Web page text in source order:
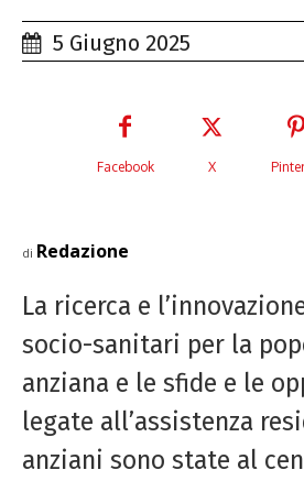
5 Giugno 2025
Facebook X
di Redazione
La ricerca e
socio-sanitari per la
anziana e le sfide e le
legate all’assistenza
anziani sono state al